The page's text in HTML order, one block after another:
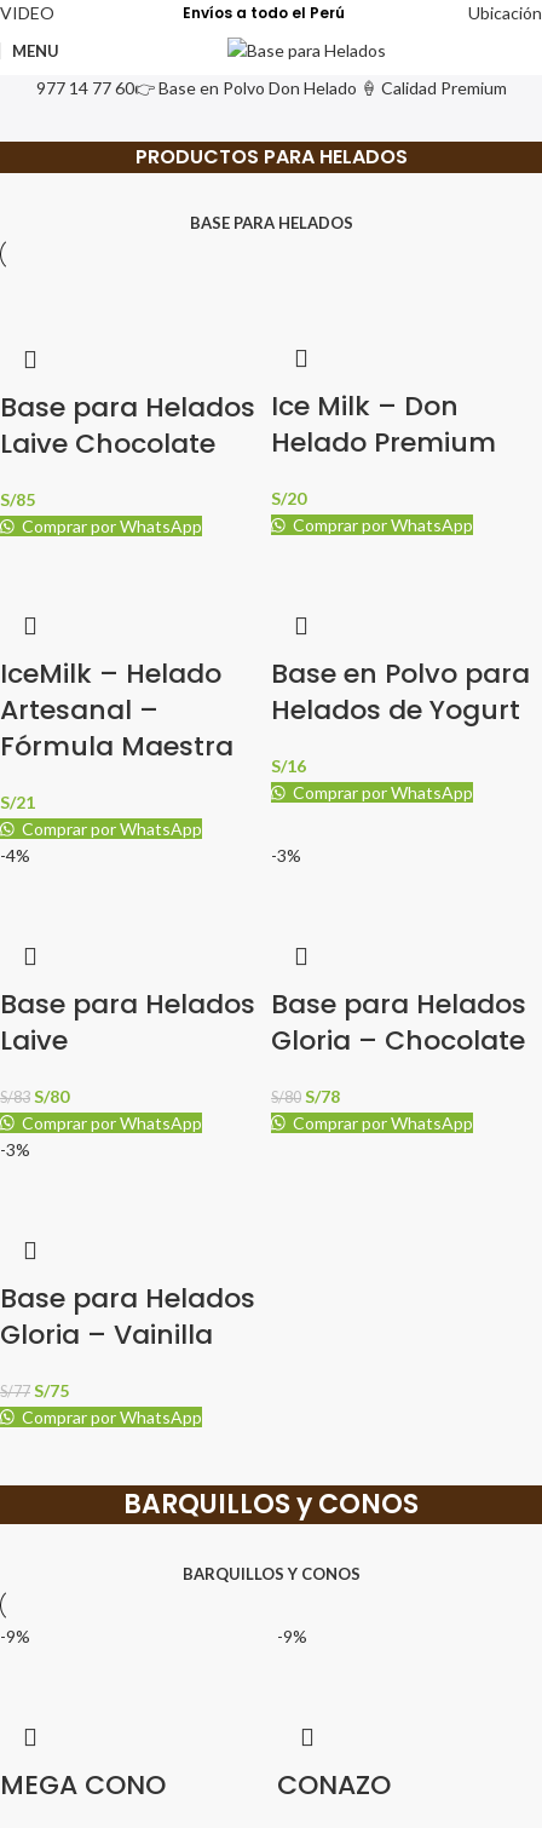
VIDEO Envíos a todo el Perú Ubicación
MENU
977 14 77 60👉 Base en Polvo Don Helado 🍦 Calidad Premium
PRODUCTOS PARA HELADOS
BASE PARA HELADOS
Base para Helados
Laive Chocolate
S/85
Comprar por WhatsApp
Ice Milk – Don
Helado Premium
S/20
Comprar por WhatsApp
IceMilk – Helado
Artesanal –
Fórmula Maestra
S/21
Comprar por WhatsApp
Base en Polvo para
Helados de Yogurt
S/16
Comprar por WhatsApp
-4%
Base para Helados
Laive
S/83 S/80
Comprar por WhatsApp
-3%
Base para Helados
Gloria – Chocolate
S/80 S/78
Comprar por WhatsApp
-3%
Base para Helados
Gloria – Vainilla
S/77 S/75
Comprar por WhatsApp
BARQUILLOS y CONOS
BARQUILLOS Y CONOS
-9%
MEGA CONO
-9%
CONAZO